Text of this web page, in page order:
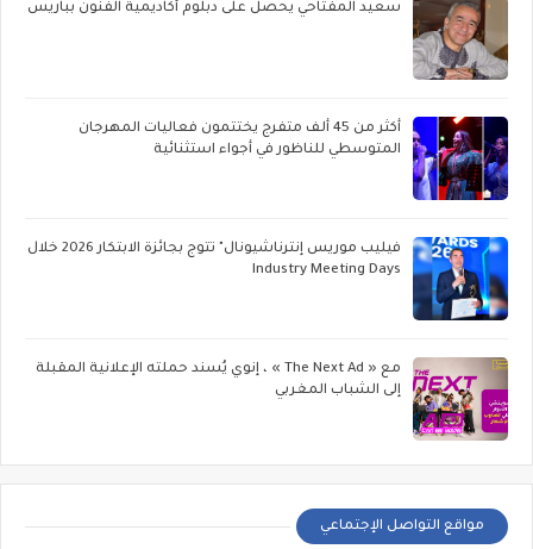
سعيد المفتاحي يحصل على دبلوم أكاديمية الفنون بباريس
أكثر من 45 ألف متفرج يختتمون فعاليات المهرجان
المتوسطي للناظور في أجواء استثنائية
فيليب موريس إنترناشيونال" تتوج بجائزة الابتكار 2026 خلال
Industry Meeting Days
مع « The Next Ad » ، إنوي يُسند حملته الإعلانية المقبلة
إلى الشباب المغربي
مواقع التواصل الإجتماعي